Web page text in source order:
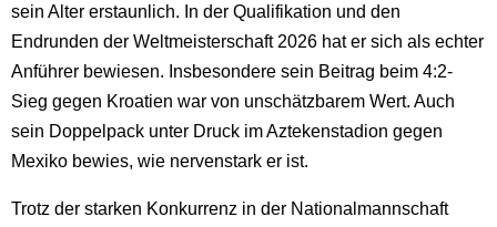
sein Alter erstaunlich. In der Qualifikation und den
Endrunden der Weltmeisterschaft 2026 hat er sich als echter
Anführer bewiesen. Insbesondere sein Beitrag beim 4:2-
Sieg gegen Kroatien war von unschätzbarem Wert. Auch
sein Doppelpack unter Druck im Aztekenstadion gegen
Mexiko bewies, wie nervenstark er ist.
Trotz der starken Konkurrenz in der Nationalmannschaft